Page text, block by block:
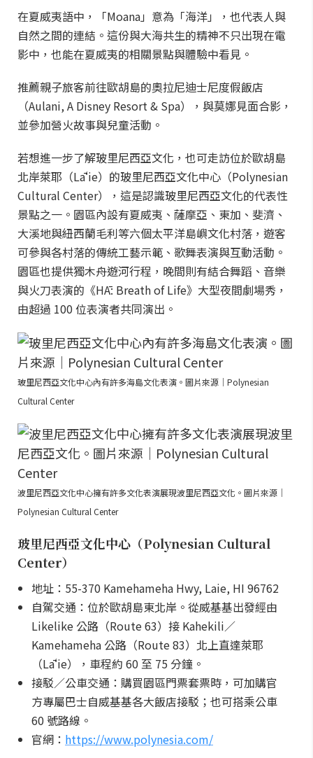
在夏威夷語中，「Moana」意為「海洋」，也代表人與
自然之間的連結。這份與大海共生的精神不只出現在電
影中，也能在夏威夷的相關景點與體驗中看見。
推薦親子旅客前往歐胡島的奧拉尼迪士尼度假飯店
（Aulani, A Disney Resort & Spa），與莫娜見面合影，
並參加營火故事與兒童活動。
若想進一步了解玻里尼西亞文化，也可走訪位於歐胡島
北岸萊耶（Lāʻie）的玻里尼西亞文化中心（Polynesian
Cultural Center），這是認識玻里尼西亞文化的代表性
景點之一。園區內設有夏威夷、薩摩亞、東加、斐濟、
大溪地與紐西蘭毛利等六個太平洋島嶼文化村落，遊客
可參與各村落的傳統工藝示範、歌舞表演與互動活動。
園區也提供獨木舟遊河行程，晚間則有結合舞蹈、音樂
與火刀表演的《HĀ: Breath of Life》大型夜間劇場秀，
由超過 100 位表演者共同演出。
玻里尼西亞文化中心內有許多海島文化表演。圖片來源｜Polynesian
Cultural Center
波里尼西亞文化中心擁有許多文化表演展現波里尼西亞文化。圖片來源｜
Polynesian Cultural Center
玻里尼西亞文化中心（Polynesian Cultural
Center）
地址：55-370 Kamehameha Hwy, Laie, HI 96762
自駕交通：位於歐胡島東北岸。從威基基出發經由
Likelike 公路（Route 63）接 Kahekili／
Kamehameha 公路（Route 83）北上直達萊耶
（Lāʻie），車程約 60 至 75 分鐘。
接駁／公車交通：購買園區門票套票時，可加購官
方專屬巴士自威基基各大飯店接駁；也可搭乘公車
60 號路線。
官網： https://www.polynesia.com/